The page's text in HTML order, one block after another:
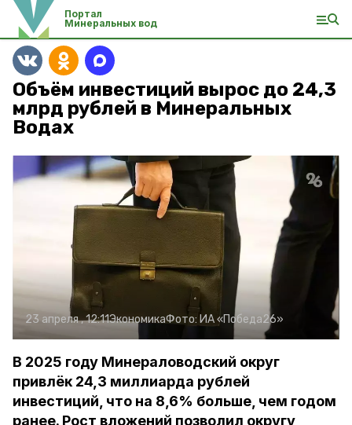
Портал
Минеральных вод
Объём инвестиций вырос до 24,3
млрд рублей в Минеральных
Водах
23 апреля , 12:11ЭкономикаФото: ИА «Победа26»
В 2025 году Минераловодский округ
привлёк 24,3 миллиарда рублей
инвестиций, что на 8,6% больше, чем годом
ранее. Рост вложений позволил округу